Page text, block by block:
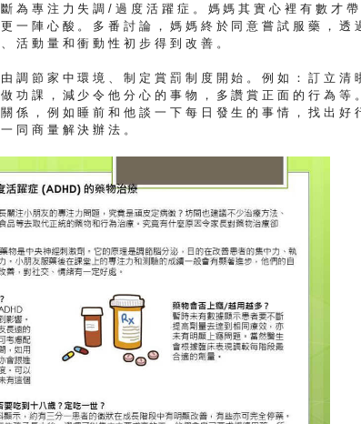
為專注力失調/過度活躍症。媽媽其實心裡有數才帶
一陣心酸。多番討論，媽媽終於同意嘗試服藥，透
活動量和衝動性初步得到改善。
調節家中環境、制定賞罰制度開始。例如：訂立清
功課，減少令他分心的事物，多讚賞正面的行為等
係，例如睡前和他談一下每日發生的事情，找出好
同商量解決辦法。